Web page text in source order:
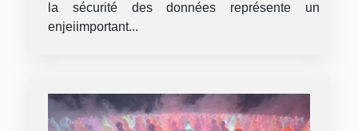
la sécurité des données représente un
enjeiimportant...